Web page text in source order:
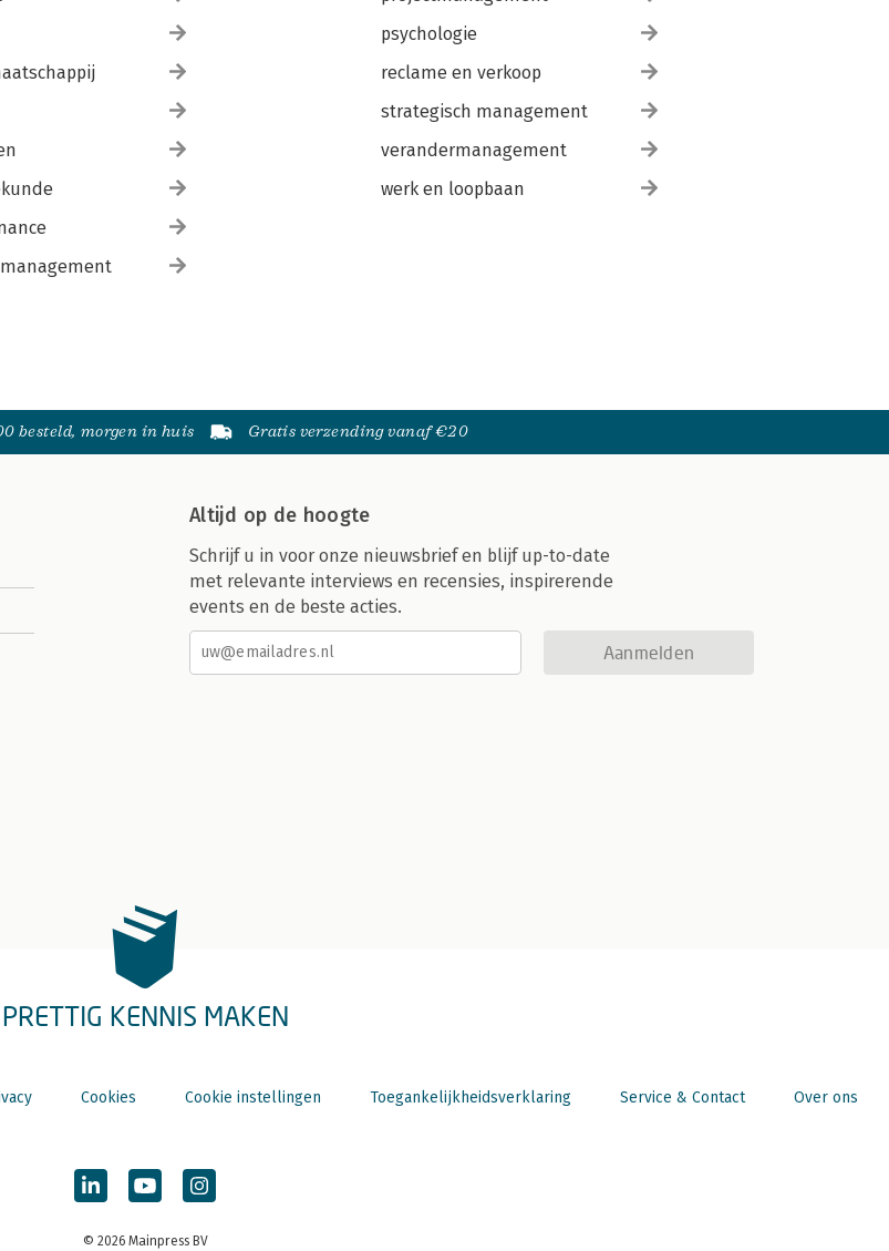
psychologie
reclame en verkoop
strategisch management
verandermanagement
werk en loopbaan
besteld, morgen in huis Gratis verzending vanaf €20
Altijd op de hoogte
Schrijf u in voor onze nieuwsbrief en blijf up-to-date
met relevante interviews en recensies, inspirerende
events en de beste acties.
Aanmelden
PRETTIG KENNIS MAKEN
Cookies Cookie instellingen Toegankelijkheidsverklaring Service & Contact Over ons
© 2026 Mainpress BV